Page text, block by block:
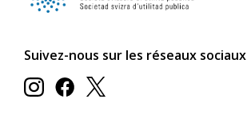
Suivez-nous sur les réseaux sociaux